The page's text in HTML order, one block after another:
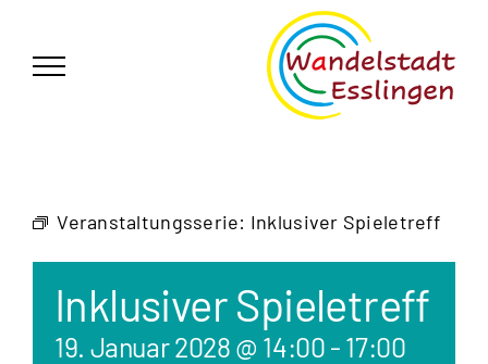
springen
Veranstaltungsserie: Inklusiver Spieletreff
Inklusiver Spieletreff
19. Januar 2028 @ 14:00 - 17:00